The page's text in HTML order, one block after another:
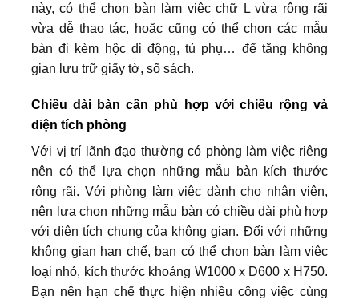
này, có thể chọn bàn làm việc chữ L vừa rộng rãi
vừa dễ thao tác, hoặc cũng có thể chọn các mẫu
bàn đi kèm hộc di động, tủ phụ… để tăng không
gian lưu trữ giấy tờ, sổ sách.
Chiều dài bàn cần phù hợp với chiều rộng và
diện tích phòng
Với vị trí lãnh đạo thường có phòng làm việc riêng
nên có thể lựa chọn những mẫu bàn kích thước
rộng rãi. Với phòng làm việc dành cho nhân viên,
nên lựa chọn những mẫu bàn có chiều dài phù hợp
với diện tích chung của không gian. Đối với những
không gian hạn chế, bạn có thể chọn bàn làm việc
loại nhỏ, kích thước khoảng W1000 x D600 x H750.
Bạn nên hạn chế thực hiện nhiều công việc cùng